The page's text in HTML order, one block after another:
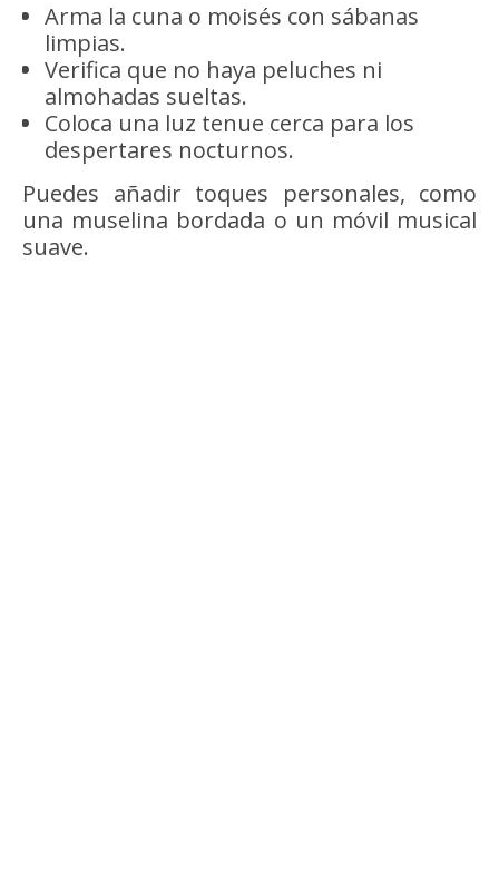
Arma la cuna o moisés con sábanas
limpias.
Verifica que no haya peluches ni
almohadas sueltas.
Coloca una luz tenue cerca para los
despertares nocturnos.
Puedes añadir toques personales, como
una muselina bordada o un móvil musical
suave.